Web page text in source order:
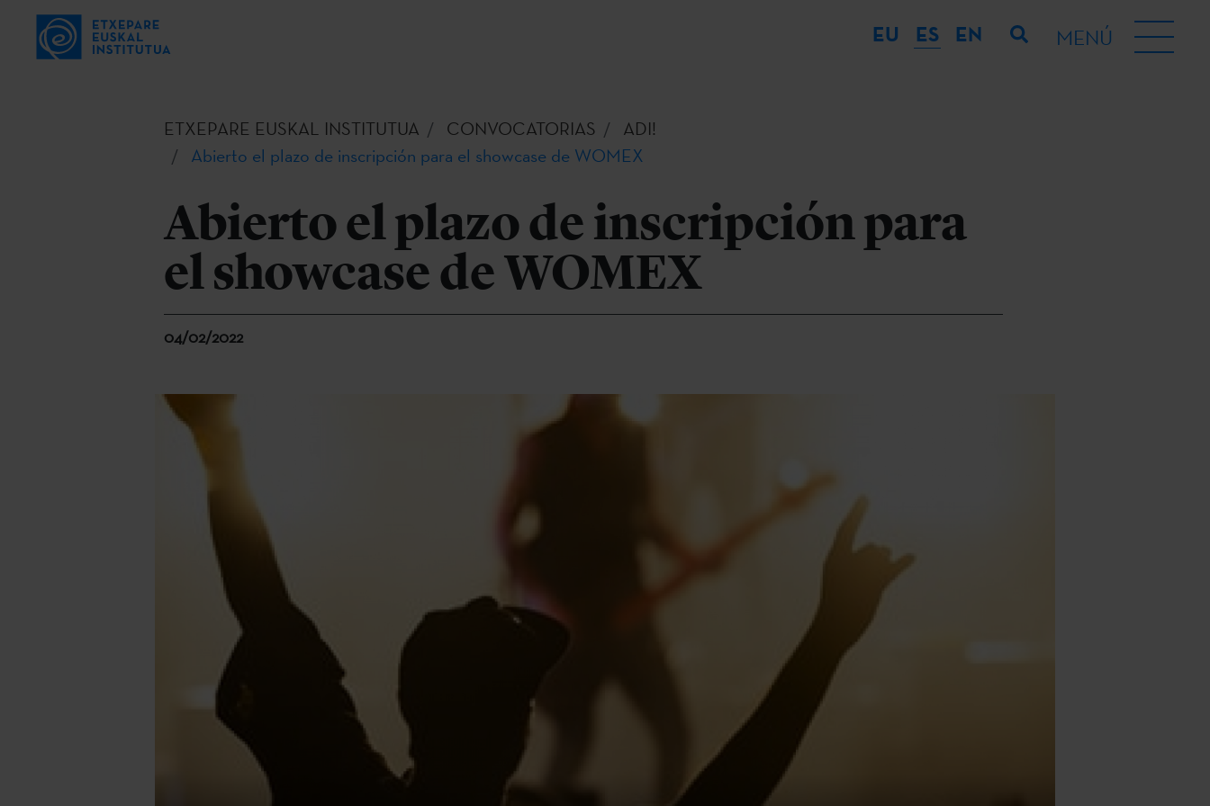
EU ES EN MENÚ
ETXEPARE EUSKAL INSTITUTUA CONVOCATORIAS
ADI!
Abierto el plazo de inscripción para el showcase de WOMEX
Abierto el plazo de inscripción para
el showcase de WOMEX
04/02/2022